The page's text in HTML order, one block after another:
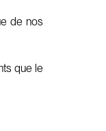
de nos
que le